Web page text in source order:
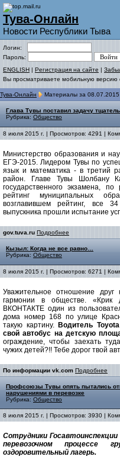
Тува-Онлайн
Новости Республики Тыва
Логин:
Пароль:
ENGLISH | Регистрация на сайте |
Вы просматриваете мобильную версию
Тува-Онлайн Материалы за 08.07.2015
Глава Тувы поставил задачу
Рубрика: Общество
8 июля 2015 г. | Просмотров: 4291 |
Министерство образования и
ЕГЭ-2015. Лидером Тувы по
язык и математика - в третий
район. Главе Тувы Шолбану
государственного экзамена,
рейтинг муниципальных
возглавившем рейтинг, все
выпускника прошли испытание
gov.tuva.ru Подробнее
Кызыл: Когда не все равно…
Рубрика: Общество
8 июля 2015 г. | Просмотров: 6271 |
Уважительное отношение
гармонии в обществе. «Крик
ВКОНТАКТЕ один из
дома номер 168 по улице
такую картину.Водитель
свой автобус на детскую
ограждение, чтобы заехать
чужих детей?!! Тебе дорог твой
По информации vk.com Подробнее
Профсоюзы Тувы опять пытались
нарушениями в перевозке
Рубрика: Общество
8 июля 2015 г. | Просмотров: 3930 |
Сотрудники
перевозочном процессе
оздоровительный лагерь.